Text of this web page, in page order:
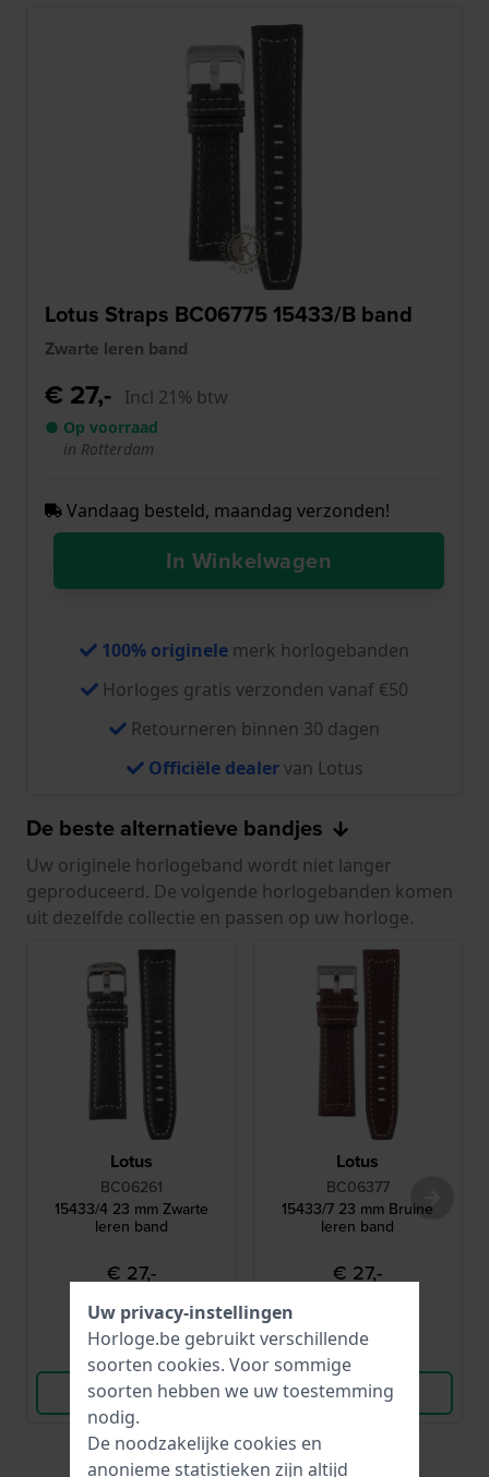
Lotus Straps BC06775 15433/B band
Zwarte leren band
€ 27,- Incl 21% btw
● Op voorraad
in Rotterdam
Vandaag besteld, maandag verzonden!
In Winkelwagen
100% originele merk horlogebanden
Horloges gratis verzonden vanaf €50
Retourneren binnen 30 dagen
Officiële dealervan Lotus
De beste alternatieve bandjes
Uw originele horlogeband wordt niet langer
geproduceerd. De volgende horlogebanden komen
uit dezelfde collectie en passen op uw horloge.
Lotus
BC06261
15433/4 23 mm Zwarte
leren band
€ 27,-
● Op voorraad
Vergelijk
Bekijk Product
Lotus
BC06377
15433/7 23 mm Bruine
leren band
€ 27,-
Bekijk Product
Uw privacy-instellingen
Horloge.be gebruikt verschillende
soorten cookies. Voor sommige
soorten hebben we uw toestemming
nodig.
De noodzakelijke cookies en
anonieme statistieken zijn altijd